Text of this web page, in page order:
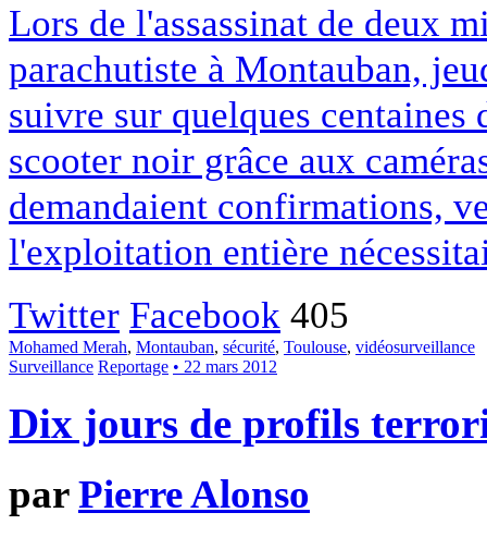
Lors de l'assassinat de deux
parachutiste à Montauban,
suivre sur quelques
scooter noir grâce aux
demandaient confirmations,
l'exploitation entière
Twitter Facebook 405
Mohamed Merah, Montauban, sécurité, Toulouse, vidéosurveillance
Surveillance Reportage • 22 mars 2012
Dix jours de profils
parPierre Alonso